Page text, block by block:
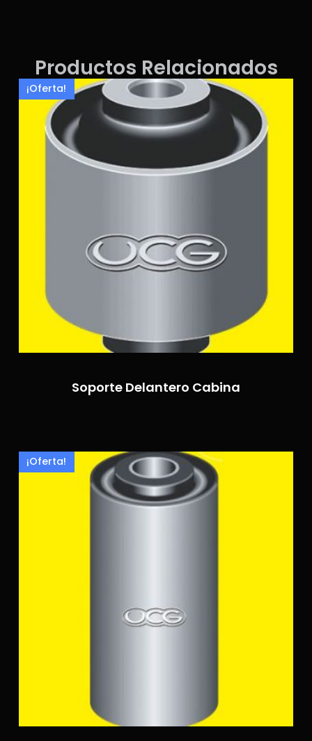
Productos Relacionados
¡Oferta!
Soporte Delantero Cabina
¡Oferta!